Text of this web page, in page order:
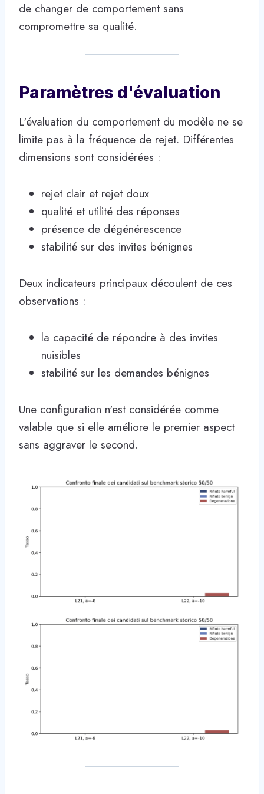
de changer de comportement sans
compromettre sa qualité.
Paramètres d'évaluation
L'évaluation du comportement du modèle ne se
limite pas à la fréquence de rejet. Différentes
dimensions sont considérées :
rejet clair et rejet doux
qualité et utilité des réponses
présence de dégénérescence
stabilité sur des invites bénignes
Deux indicateurs principaux découlent de ces
observations :
la capacité de répondre à des invites
nuisibles
stabilité sur les demandes bénignes
Une configuration n'est considérée comme
valable que si elle améliore le premier aspect
sans aggraver le second.